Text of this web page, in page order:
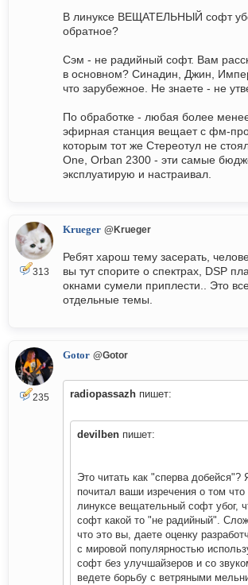
В линуксе ВЕЩАТЕЛЬНЫЙ софт
обратное?
Сэм - не радийный софт. Вам
в основном? Синадин, Джин,
что зарубежное. Не знаете - не
По обработке - любая более
эфирная станция вещает с фм-
которым тот же Стереотул не
One, Orban 2300 - эти самые
эксплуатирую и настраивал.
313
Krueger @Krueger
Ребят харош тему засерать,
вы тут спорите о спектрах, DSP
окнами сумели приплести.. Это
отдельные темы.
235
Gotor @Gotor
radiopassazh пишет:
devilben пишет:
Это читать как "сперва добейся"?
почитал ваши изречения о том
линуксе вещательный софт убог,
софт какой то "не радийный".
что это вы, даете оценку
с мировой популярностью
софт без улучшайзеров и со
ведете борьбу с ветряными